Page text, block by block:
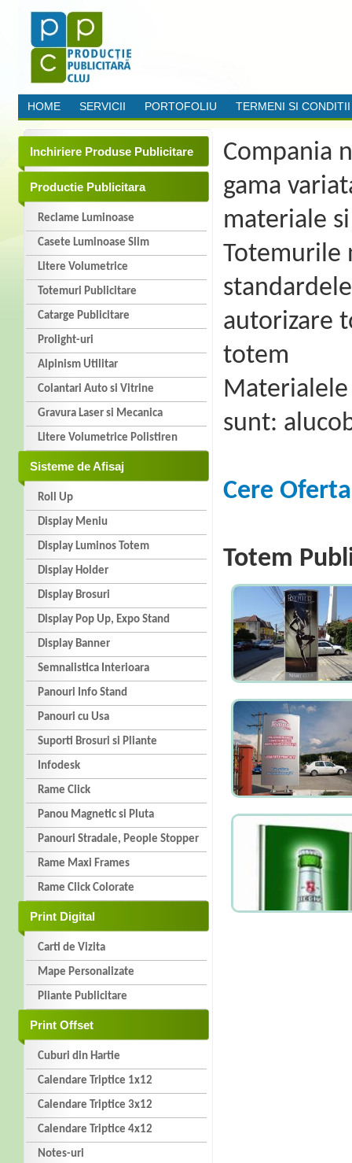
HOME SERVICII PORTOFOLIU TERMENI SI CONDITII
Inchiriere Produse Publicitare
Productie Publicitara
Reclame Luminoase
Casete Luminoase Slim
Litere Volumetrice
Totemuri Publicitare
Catarge Publicitare
Prolight-uri
Alpinism Utilitar
Colantari Auto si Vitrine
Gravura Laser si Mecanica
Litere Volumetrice Polistiren
Sisteme de Afisaj
Roll Up
Display Meniu
Display Luminos Totem
Display Holder
Display Brosuri
Display Pop Up, Expo Stand
Display Banner
Semnalistica Interioara
Panouri Info Stand
Panouri cu Usa
Suporti Brosuri si Pliante
Infodesk
Rame Click
Panou Magnetic si Pluta
Panouri Stradale, People Stopper
Rame Maxi Frames
Rame Click Colorate
Print Digital
Carti de Vizita
Mape Personalizate
Pliante Publicitare
Print Offset
Cuburi din Hartie
Calendare Triptice 1x12
Calendare Triptice 3x12
Calendare Triptice 4x12
Notes-uri
Compania
gama
materiale
Totemurile
autorizare
totem
sunt:
Cere
Totem